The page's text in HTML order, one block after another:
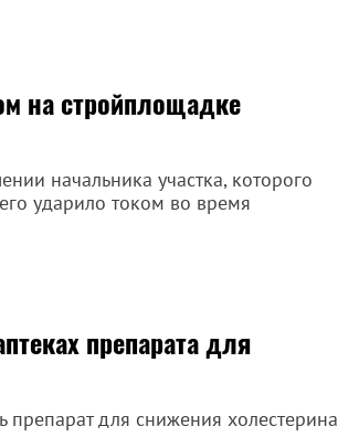
на стройплощадке
начальника участка, которого
ударило током во время
препарата для
препарат для снижения холестерина